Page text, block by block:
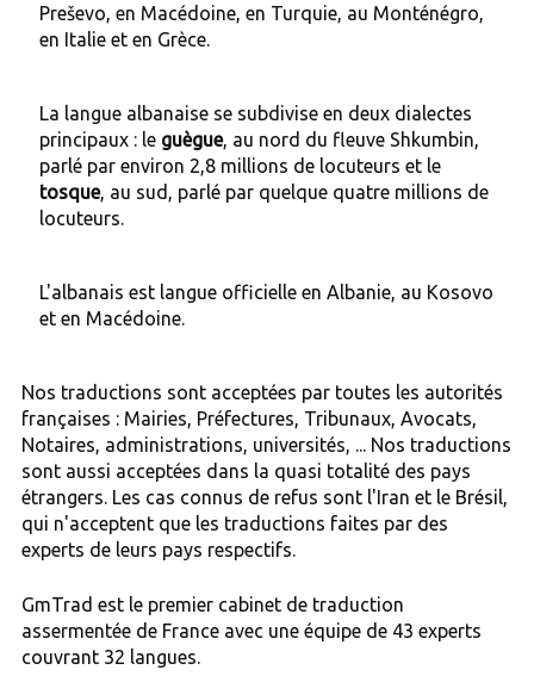
Preševo, en Macédoine, en Turquie, au Monténégro,
en Italie et en Grèce.
La langue albanaise se subdivise en deux dialectes
principaux : le guègue, au nord du fleuve Shkumbin,
parlé par environ 2,8 millions de locuteurs et le
tosque, au sud, parlé par quelque quatre millions de
locuteurs.
L'albanais est langue officielle en Albanie, au Kosovo
et en Macédoine.
Nos traductions sont acceptées par toutes les autorités
françaises : Mairies, Préfectures, Tribunaux, Avocats,
Notaires, administrations, universités, ... Nos traductions
sont aussi acceptées dans la quasi totalité des pays
étrangers. Les cas connus de refus sont l'Iran et le Brésil,
qui n'acceptent que les traductions faites par des
experts de leurs pays respectifs.
GmTrad est le premier cabinet de traduction
assermentée de France avec une équipe de 43 experts
couvrant 32 langues.